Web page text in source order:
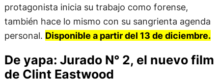
protagonista inicia su trabajo como forense,
también hace lo mismo con su sangrienta agenda
personal. Disponible a partir del 13 de diciembre.
De yapa: Jurado N° 2, el nuevo film
de Clint Eastwood